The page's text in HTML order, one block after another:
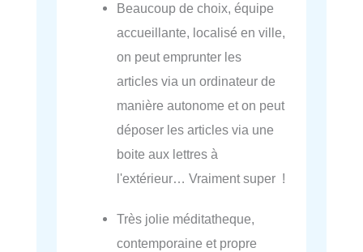
Beaucoup de choix, équipe
accueillante, localisé en ville,
on peut emprunter les
articles via un ordinateur de
manière autonome et on peut
déposer les articles via une
boite aux lettres à
l'extérieur… Vraiment super !
Très jolie méditatheque,
contemporaine et propre